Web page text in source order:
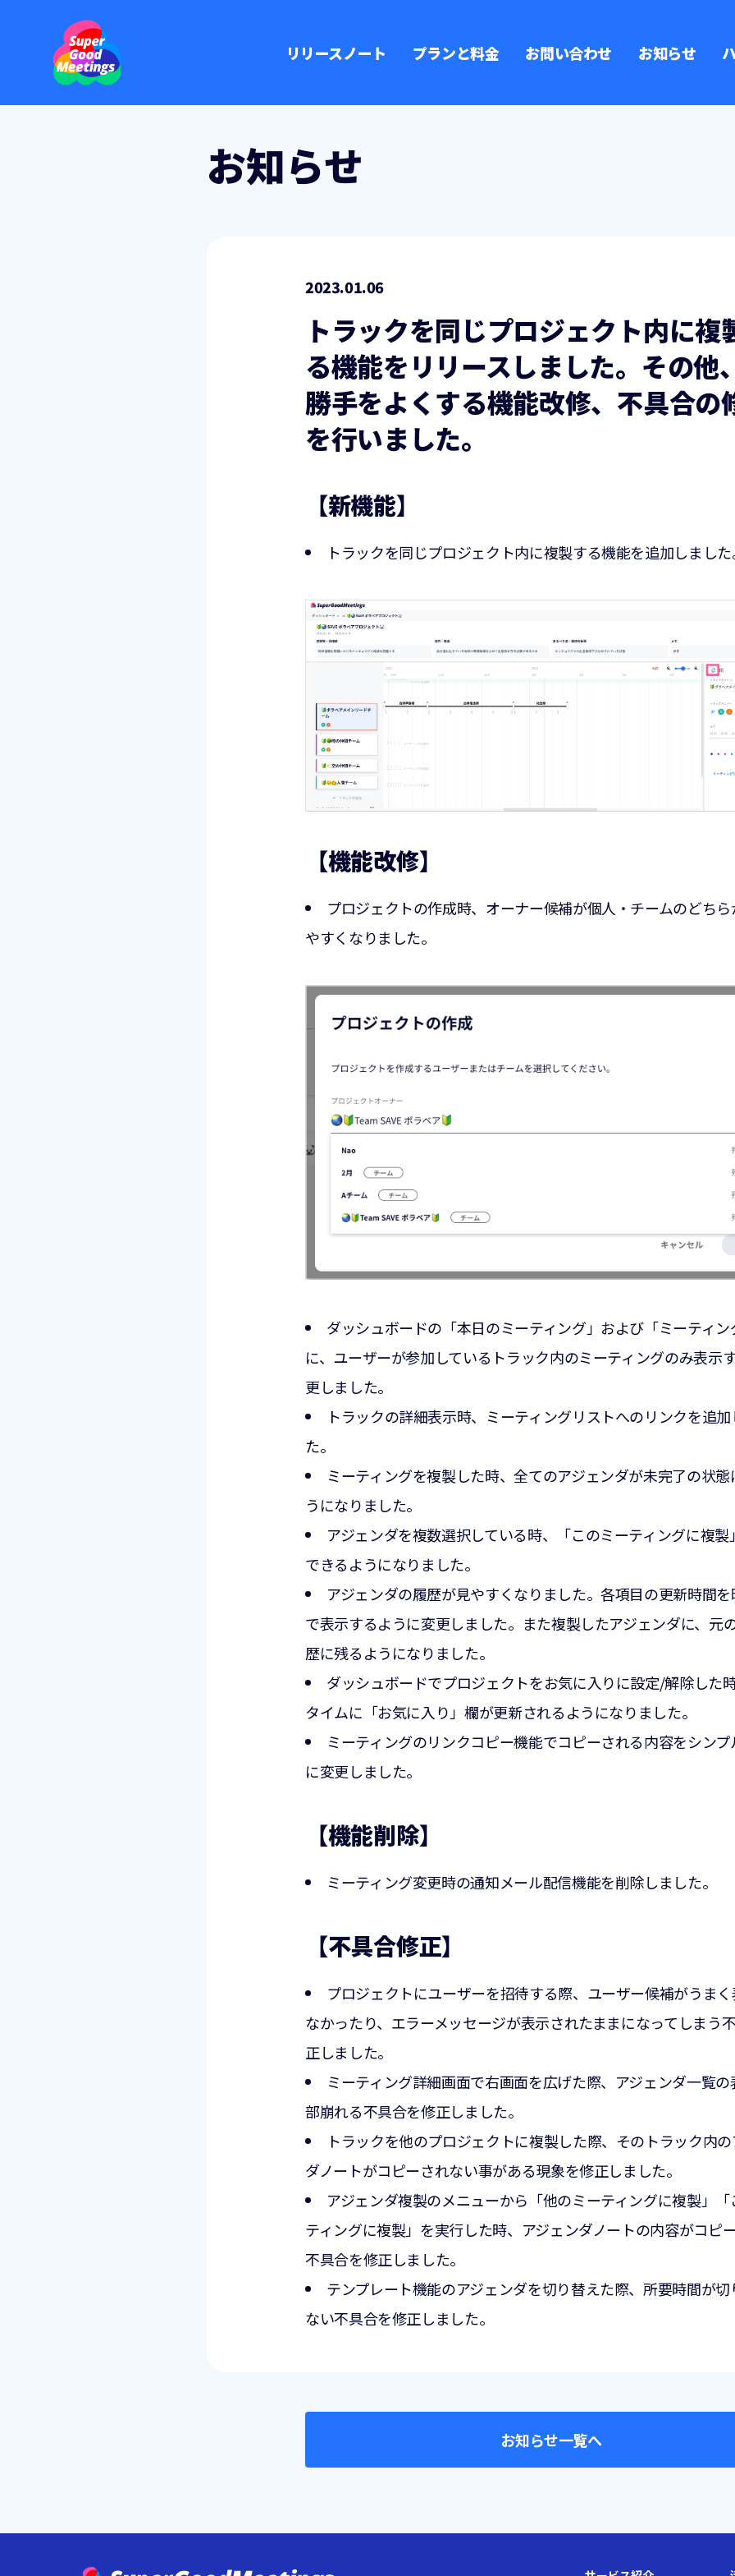
リリースノート プランと料金 お問い合わせ お知らせ
お知らせ
2023.01.06
トラックを同じプロジェクト内に複
る機能をリリースしました。その他
勝手をよくする機能改修、不具合の
を行いました。
【新機能】
トラックを同じプロジェクト内に複製する機能を追加しまし
【機能改修】
プロジェクトの作成時、オーナー候補が個人・チームのどち
やすくなりました。
ダッシュボードの「本日のミーティング」および「ミーティ
に、ユーザーが参加しているトラック内のミーティングのみ表示
更しました。
トラックの詳細表示時、ミーティングリストへのリンクを追
た。
ミーティングを複製した時、全てのアジェンダが未完了の状
うになりました。
アジェンダを複数選択している時、「このミーティングに複製
できるようになりました。
アジェンダの履歴が見やすくなりました。各項目の更新時間
で表示するように変更しました。また複製したアジェンダに、元
歴に残るようになりました。
ダッシュボードでプロジェクトをお気に入りに設定/解除した
タイムに「お気に入り」欄が更新されるようになりました。
ミーティングのリンクコピー機能でコピーされる内容をシン
に変更しました。
【機能削除】
ミーティング変更時の通知メール配信機能を削除しました。
【不具合修正】
プロジェクトにユーザーを招待する際、ユーザー候補がうま
なかったり、エラーメッセージが表示されたままになってしまう
正しました。
ミーティング詳細画面で右画面を広げた際、アジェンダ一覧
部崩れる不具合を修正しました。
トラックを他のプロジェクトに複製した際、そのトラック内
ダノートがコピーされない事がある現象を修正しました。
アジェンダ複製のメニューから「他のミーティングに複製」
ティングに複製」を実行した時、アジェンダノートの内容がコピ
不具合を修正しました。
テンプレート機能のアジェンダを切り替えた際、所要時間が
ない不具合を修正しました。
お知らせ一覧へ